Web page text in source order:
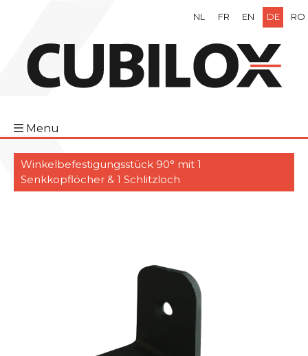
NL FR EN DE RO
Menu
Winkelbefestigungsstück 90° mit 1
Senkkopflöcher & 1 Schlitzloch